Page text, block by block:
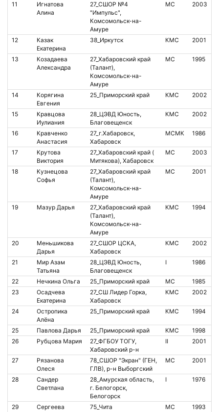
11
Игнатова
Алина
27_СШОР №4
"Импульс",
Комсомольск-на-
Амуре
МС 2003
12
Казак
Екатерина
38_Иркутск КМС 2001
13
Козадаева
Александра
27_Хабаровский край
(Талант),
Комсомольск-на-
Амуре
МС 1995
14
Корягина
Евгения
25_Приморский край КМС 2002
15
Кравцова
Иулиания
28_ЦЭВД Юность,
Благовещенск
КМС 2002
16
Кравченко
Анастасия
27_г.Хабаровск,
Хабаровск
МСМК 1986
17
Крутова
Виктория
27_Хабаровский край (
Митякова), Хабаровск
МС 2003
18
Кузнецова
Софья
27_Хабаровский край
(Талант),
Комсомольск-на-
Амуре
МС 2001
19 Мазур Дарья
27_Хабаровский край
(Талант),
Комсомольск-на-
Амуре
КМС 1994
20
Меньшикова
Дарья
27_СШОР ЦСКА,
Хабаровск
КМС 2002
21
Мир Азам
Татьяна
28_ЦЭВД Юность,
Благовещенск
I 1986
22 Нечкина Ольга 25_Приморский край МС 1985
23
Осадчева
Екатерина
27_СШ Лидер Горка,
Хабаровск
КМС 2002
24
Остропика
Алёна
25_Приморский край КМС 1994
25 Павлова Дарья 25_Приморский край КМС 1998
26
Рубцова Мария
27_ФГБОУ ТОГУ,
Хабаровский р-н
II 2001
27
Рязанова
Олеся
78_СШОР "Экран" (ГЕН,
ГЛВ), р-н Выборгский
МС 2001
28
Сандер
Светлана
28_Амурская область,
г. Белогорск,
Белогорск
I 1976
29
Сергеева
75_Чита МС 1993